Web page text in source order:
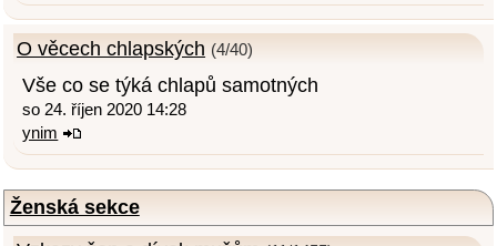
O věcech chlapských (4/40)
Vše co se týká chlapů samotných
so 24. říjen 2020 14:28
ynim
Ženská sekce